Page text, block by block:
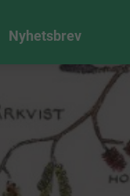
Nyhetsbrev